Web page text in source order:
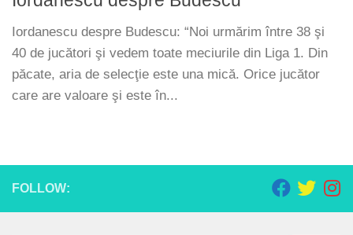
Iordanescu despre Budescu: “Noi urmărim între 38 şi
40 de jucători şi vedem toate meciurile din Liga 1. Din
păcate, aria de selecţie este una mică. Orice jucător
care are valoare şi este în...
FOLLOW: